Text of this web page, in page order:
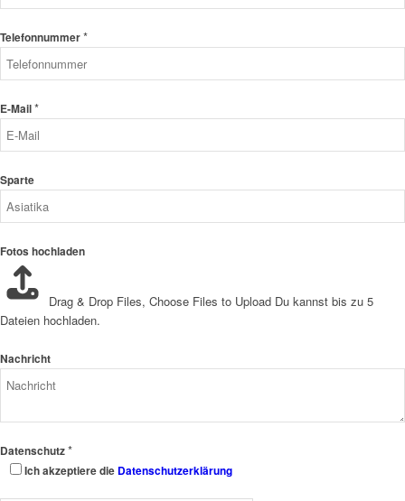
Telefonnummer*
E-Mail*
Sparte
Fotos hochladen
Drag & Drop Files, Choose Files to Upload Du kannst bis zu 5
Dateien hochladen.
Nachricht
Datenschutz*
Ich akzeptiere die Datenschutzerklärung